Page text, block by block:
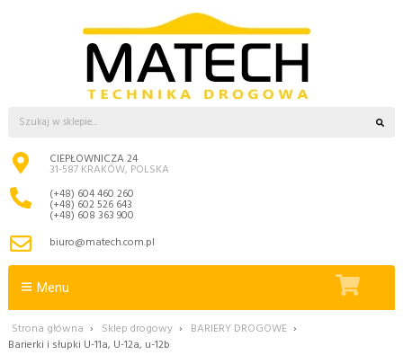
CIEPŁOWNICZA 24
31-587 KRAKÓW, POLSKA
(+48) 604 460 260
(+48) 602 526 643
(+48) 608 363 900
biuro@matech.com.pl
Menu
Strona główna › Sklep drogowy › BARIERY DROGOWE ›
Barierki i słupki U-11a, U-12a, u-12b